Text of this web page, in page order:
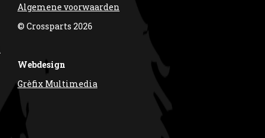
Algemene voorwaarden
© Crossparts 2026
Webdesign
Grèfix Multimedia